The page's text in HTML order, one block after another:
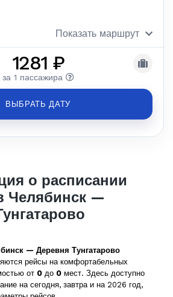
Показать маршрут
1281 ₽
за 1 пассажира
ВЫБРАТЬ ДАТУ
о расписании
Челябинск —
— Деревня Тунгатарово
рейсы на комфортабельных
от 0 до 0 мест. Здесь доступно
на сегодня, завтра и на 2026 год,